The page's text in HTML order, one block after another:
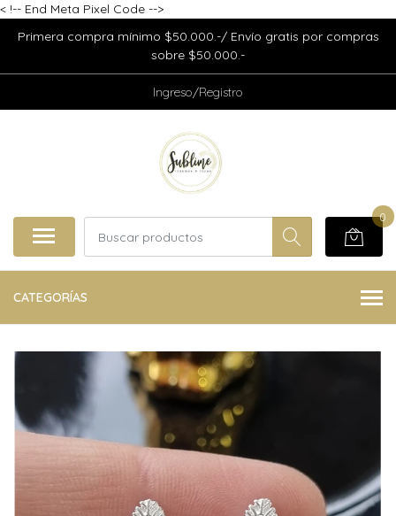
< !-- End Meta Pixel Code -->
Primera compra mínimo $50.000.-/ Envío gratis por compras
sobre $50.000.-
Ingreso/Registro
0
CATEGORÍAS